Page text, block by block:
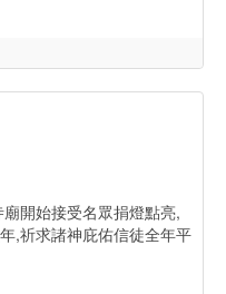
開始接受名眾捐燈點亮,
,祈求諸神庇佑信徒全年平